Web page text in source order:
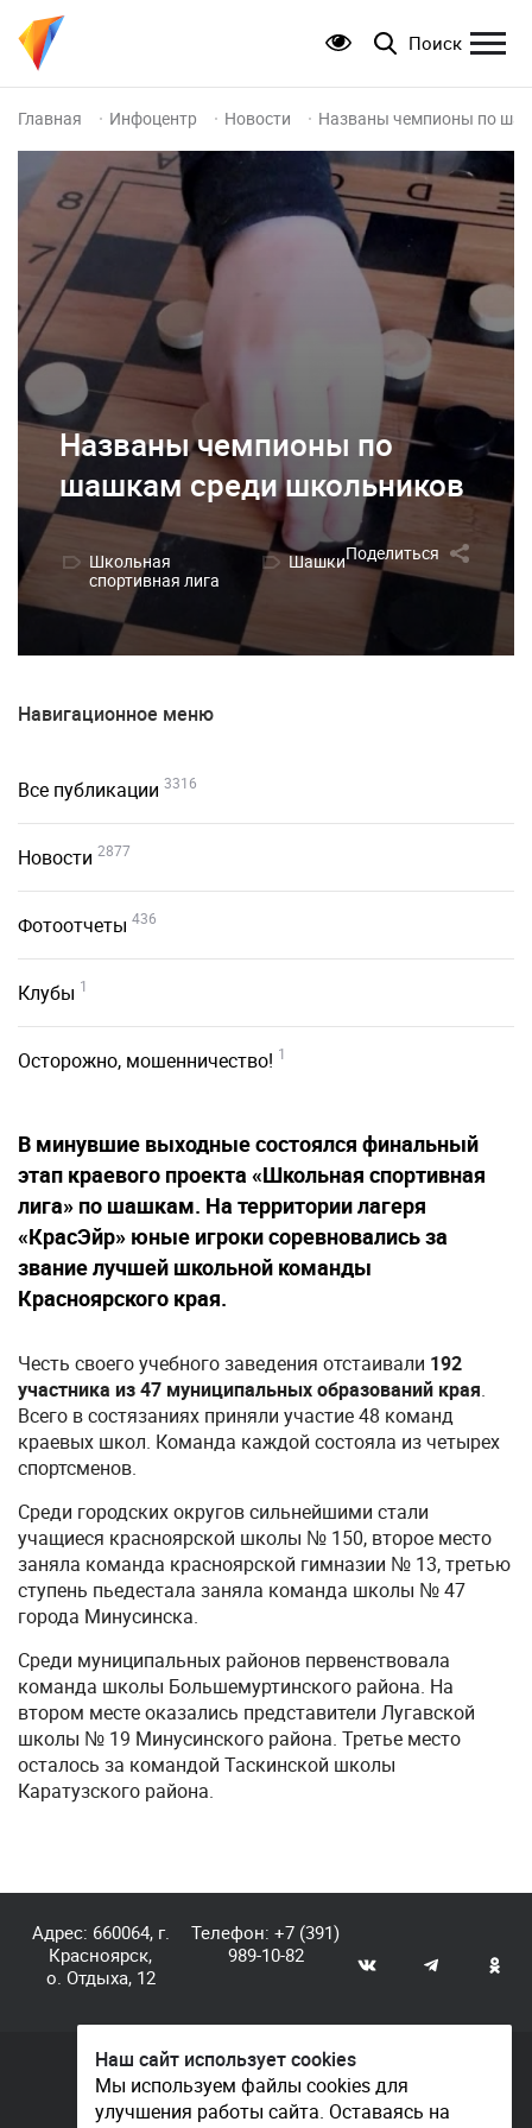
Поиск
Главная Инфоцентр Новости Названы чемпионы по
Названы чемпионы по
шашкам среди школьников
Школьная
спортивная лига
ШашкиПоделиться
Навигационное меню
Все публикации 3316
Новости 2877
Фотоотчеты 436
Клубы 1
Осторожно, мошенничество! 1
В минувшие выходные состоялся финальный
этап краевого проекта «Школьная спортивная
лига» по шашкам. На территории лагеря
«КрасЭйр» юные игроки соревновались за
звание лучшей школьной команды
Красноярского края.
Честь своего учебного заведения отстаивали 192
участника из 47 муниципальных образований края.
Всего в состязаниях приняли участие 48 команд
краевых школ. Команда каждой состояла из четырех
спортсменов.
Среди городских округов сильнейшими стали
учащиеся красноярской школы № 150, второе место
заняла команда красноярской гимназии № 13, третью
ступень пьедестала заняла команда школы № 47
города Минусинска.
Среди муниципальных районов первенствовала
команда школы Большемуртинского района. На
втором месте оказались представители Лугавской
школы № 19 Минусинского района. Третье место
осталось за командой Таскинской школы
Каратузского района.
Адрес: 660064, г.
Красноярск,
о. Отдыха, 12
Телефон:+7 (391)
989-10-82
© КГАУ «Центр спортивной подготовки», 2026
Документы
Наш сайт использует cookies
Мы используем файлы cookies для
улучшения работы сайта. Оставаясь на